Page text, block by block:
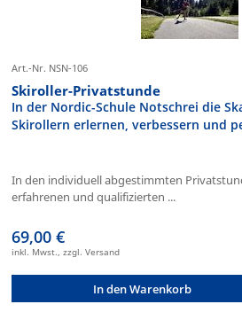
Art.-Nr. NSN-106
Skiroller-Privatstunde
In der Nordic-Schule Notschrei die
Skirollern erlernen, verbessern und
In den individuell abgestimmten
erfahrenen und qualifizierten ...
69,00 €
inkl. Mwst., zzgl. Versand
In den Warenkorb